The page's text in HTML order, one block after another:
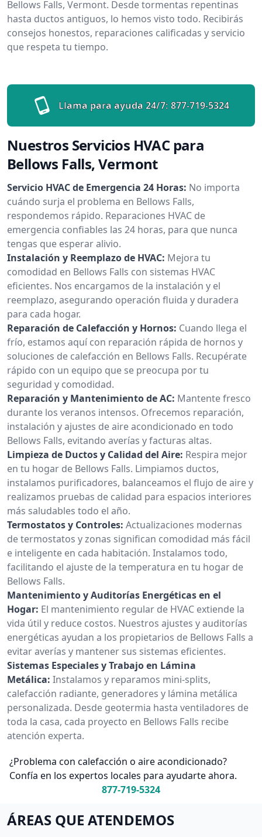
Bellows Falls, Vermont. Desde tormentas repentinas
hasta ductos antiguos, lo hemos visto todo. Recibirás
consejos honestos, reparaciones calificadas y servicio
que respeta tu tiempo.
Llama para ayuda 24/7: 877-719-5324
Nuestros Servicios HVAC para
Bellows Falls, Vermont
Servicio HVAC de Emergencia 24 Horas: No importa
cuándo surja el problema en Bellows Falls,
respondemos rápido. Reparaciones HVAC de
emergencia confiables las 24 horas, para que nunca
tengas que esperar alivio.
Instalación y Reemplazo de HVAC: Mejora tu
comodidad en Bellows Falls con sistemas HVAC
eficientes. Nos encargamos de la instalación y el
reemplazo, asegurando operación fluida y duradera
para cada hogar.
Reparación de Calefacción y Hornos: Cuando llega el
frío, estamos aquí con reparación rápida de hornos y
soluciones de calefacción en Bellows Falls. Recupérate
rápido con un equipo que se preocupa por tu
seguridad y comodidad.
Reparación y Mantenimiento de AC: Mantente fresco
durante los veranos intensos. Ofrecemos reparación,
instalación y ajustes de aire acondicionado en todo
Bellows Falls, evitando averías y facturas altas.
Limpieza de Ductos y Calidad del Aire: Respira mejor
en tu hogar de Bellows Falls. Limpiamos ductos,
instalamos purificadores, balanceamos el flujo de aire y
realizamos pruebas de calidad para espacios interiores
más saludables todo el año.
Termostatos y Controles: Actualizaciones modernas
de termostatos y zonas significan comodidad más fácil
e inteligente en cada habitación. Instalamos todo,
facilitando el ajuste de la temperatura en tu hogar de
Bellows Falls.
Mantenimiento y Auditorías Energéticas en el
Hogar: El mantenimiento regular de HVAC extiende la
vida útil y reduce costos. Nuestros ajustes y auditorías
energéticas ayudan a los propietarios de Bellows Falls a
evitar averías y mantener sus sistemas eficientes.
Sistemas Especiales y Trabajo en Lámina
Metálica: Instalamos y reparamos mini-splits,
calefacción radiante, generadores y lámina metálica
personalizada. Desde geotermia hasta ventiladores de
toda la casa, cada proyecto en Bellows Falls recibe
atención experta.
¿Problema con calefacción o aire acondicionado?
Confía en los expertos locales para ayudarte ahora.
877-719-5324
ÁREAS QUE ATENDEMOS